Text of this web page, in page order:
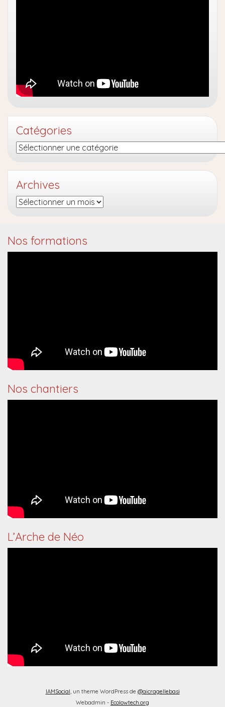
Catégories
Catégories
Archives
Archives
Nos formations
Nos chantiers
L’Arche de Néo
IAMSocial, un theme WordPress de @aicragellebasi
Webadmin - Ecolowtech.org